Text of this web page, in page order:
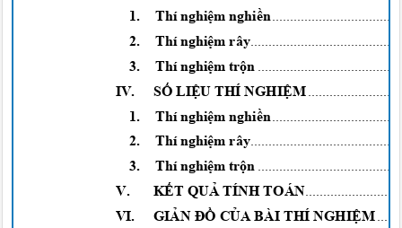
1. Thí nghiệm nghiền
2. Thí nghiệmrây
3. Thí nghiệm trộn
IV.SỐ LIỆUTHÍNGHIỆM
1. Thí nghiệm nghiền
2. Thí nghiệmrây
3. Thí nghiệm trộn
V.
VI.GIẢN ĐỒ CỦABÀI THÍNGHIỆM
KẾT QUẢTÍNH TOÁN